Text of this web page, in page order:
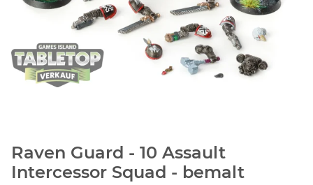
Raven Guard - 10 Assault
Intercessor Squad - bemalt